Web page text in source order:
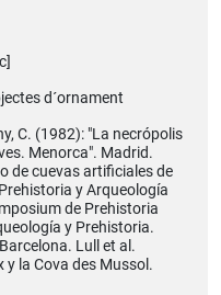
d´ornament
C. (1982): "La necrópolis
Menorca". Madrid.
de cuevas artificiales de
y Arqueología
de Prehistoria
y Prehistoria.
Lull et al.
y la Cova des Mussol.